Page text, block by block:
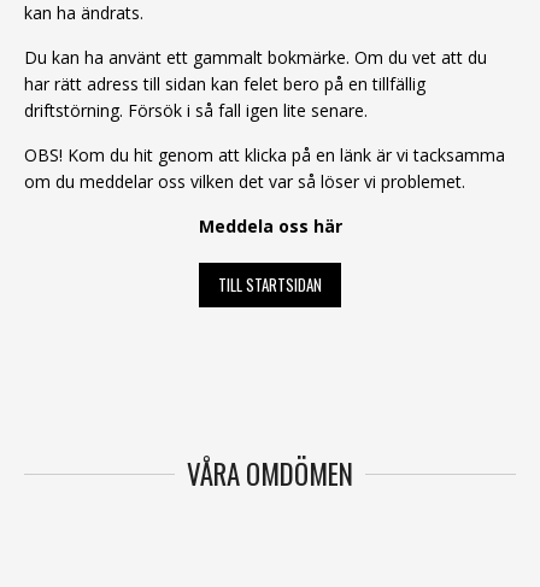
kan ha ändrats.
Du kan ha använt ett gammalt bokmärke. Om du vet att du
har rätt adress till sidan kan felet bero på en tillfällig
driftstörning. Försök i så fall igen lite senare.
OBS! Kom du hit genom att klicka på en länk är vi tacksamma
om du meddelar oss vilken det var så löser vi problemet.
Meddela oss här
TILL STARTSIDAN
VÅRA OMDÖMEN